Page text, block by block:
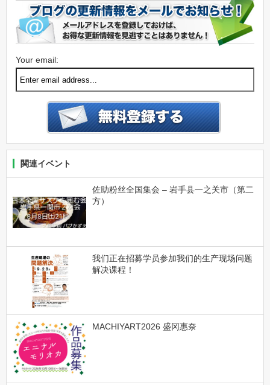
Your email:
関連イベント
佐助粉丝全国集会 – 岩手县一之关市（第二
方）
我们正在招募学员参加我们的生产现场问题
解决课程！
MACHIYART2026 盛冈惠奈